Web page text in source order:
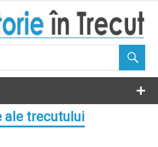
ale trecutului